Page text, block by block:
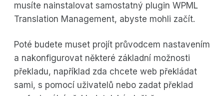
musíte nainstalovat samostatný plugin WPML
Translation Management, abyste mohli začít.
Poté budete muset projít průvodcem nastavením
a nakonfigurovat některé základní možnosti
překladu, například zda chcete web překládat
sami, s pomocí uživatelů nebo zadat překlad